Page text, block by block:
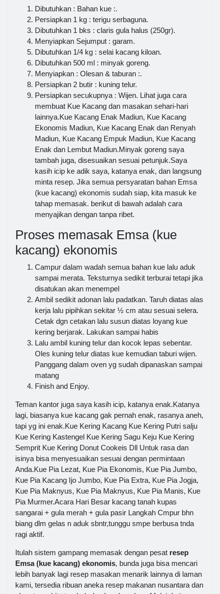
Dibutuhkan : Bahan kue :.
Persiapkan 1 kg : terigu serbaguna.
Dibutuhkan 1 bks : claris gula halus (250gr).
Menyiapkan Sejumput : garam.
Dibutuhkan 1/4 kg : selai kacang kiloan.
Dibutuhkan 500 ml : minyak goreng.
Menyiapkan : Olesan & taburan :.
Persiapkan 2 butir : kuning telur.
Persiapkan secukupnya : Wijen. Lihat juga cara
membuat Kue Kacang dan masakan sehari-hari
lainnya.Kue Kacang Enak Madiun, Kue Kacang
Ekonomis Madiun, Kue Kacang Enak dan Renyah
Madiun, Kue Kacang Empuk Madiun, Kue Kacang
Enak dan Lembut Madiun.Minyak goreng saya
tambah juga, disesuaikan sesuai petunjuk.Saya
kasih icip ke adik saya, katanya enak, dan langsung
minta resep. Jika semua persyaratan bahan Emsa
(kue kacang) ekonomis sudah siap, kita masuk ke
tahap memasak. berikut di bawah adalah cara
menyajikan dengan tanpa ribet.
Proses memasak Emsa (kue
kacang) ekonomis
Campur dalam wadah semua bahan kue lalu aduk
sampai merata. Teksturnya sedikit terburai tetapi jika
disatukan akan menempel
Ambil sedikit adonan lalu padatkan. Taruh diatas alas
kerja lalu pipihkan sekitar ½ cm atau sesuai selera.
Cetak dgn cetakan lalu susun diatas loyang kue
kering berjarak. Lakukan sampai habis
Lalu ambil kuning telur dan kocok lepas sebentar.
Oles kuning telur diatas kue kemudian taburi wijen.
Panggang dalam oven yg sudah dipanaskan sampai
matang
Finish and Enjoy.
Teman kantor juga saya kasih icip, katanya enak.Katanya
lagi, biasanya kue kacang gak pernah enak, rasanya aneh,
tapi yg ini enak.Kue Kering Kacang Kue Kering Putri salju
Kue Kering Kastengel Kue Kering Sagu Keju Kue Kering
Semprit Kue Kering Donut Cookeis Dll Untuk rasa dan
isinya bisa menyesuaikan sesuai dengan permintaan
Anda.Kue Pia Lezat, Kue Pia Ekonomis, Kue Pia Jumbo,
Kue Pia Kacang Ijo Jumbo, Kue Pia Extra, Kue Pia Jogja,
Kue Pia Maknyus, Kue Pia Maknyus, Kue Pia Manis, Kue
Pia Murmer.Acara Hari Besar kacang tanah kupas
sangarai + gula merah + gula pasir Langkah Cmpur bhn
biang dlm gelas n aduk sbntr,tunggu smpe berbusa tnda
ragi aktif.
Itulah sistem gampang memasak dengan pesat resep
Emsa (kue kacang) ekonomis, bunda juga bisa mencari
lebih banyak lagi resep masakan menarik lainnya di laman
kami, tersedia ribuan aneka resep makanan nusantara dan